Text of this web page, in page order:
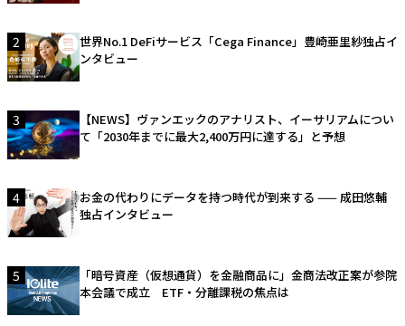
2
世界No.1 DeFiサービス「Cega Finance」豊崎亜里紗独占イ
ンタビュー
3
【NEWS】ヴァンエックのアナリスト、イーサリアムについ
て「2030年までに最大2,400万円に達する」と予想
4
お金の代わりにデータを持つ時代が到来する —— 成田悠輔
独占インタビュー
5
「暗号資産（仮想通貨）を金融商品に」金商法改正案が参院
本会議で成立 ETF・分離課税の焦点は